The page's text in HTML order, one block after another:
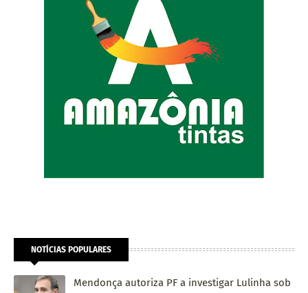
NOTÍCIAS POPULARES
Mendonça autoriza PF a investigar Lulinha sob